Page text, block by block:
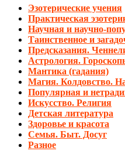
Эзотерические учения
Практическая
Научная и научно-
Таинственное и
Предсказания.
Астрология.
Мантика (гадания)
Магия. Колдовство.
Популярная и
Искусство. Религия
Детская литература
Здоровье и красота
Семья. Быт. Досуг
Разное